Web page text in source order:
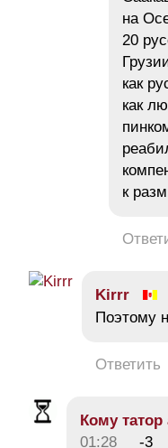
на
20
как
как
к
Kirrr
Поэтому
Ответить
Кому
01:28
-3